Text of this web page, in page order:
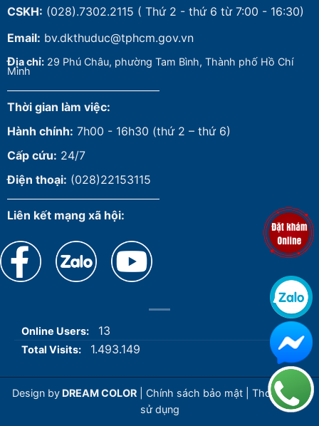
CSKH: (028).7302.2115 ( Thứ 2 - thứ 6 từ 7:00 - 16:30)
Email: bv.dkthuduc@tphcm.gov.vn
Địa chỉ: 29 Phú Châu, phường Tam Bình, Thành phố Hồ Chí
Minh
Thời gian làm việc:
Hành chính: 7h00 - 16h30 (thứ 2 – thứ 6)
Cấp cứu: 24/7
Điện thoại: (028)22153115
Liên kết mạng xã hội:
Online Users: 13
Total Visits: 1.493.149
Design by DREAM COLOR Chính sách bảo mật
Thoả thuận
sử dụng